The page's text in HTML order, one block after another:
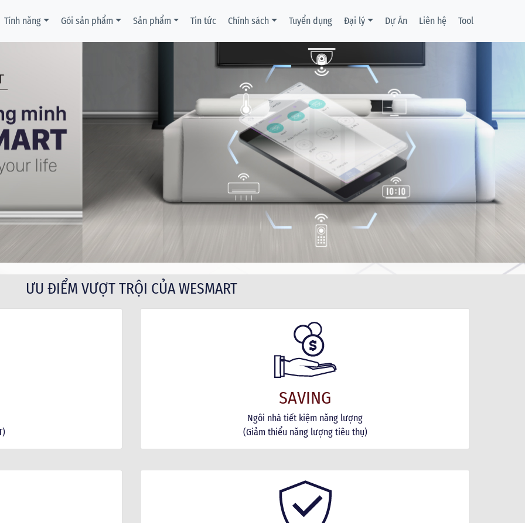
Tính năng Gói sản phẩm Sản phẩm Tin tức Chính sách Tuyển dụng Đại lý Dự Án Liên hệ Tool
ƯU ĐIỂM VƯỢT TRỘI CỦA WESMART
SAVING
Ngôi nhà tiết kiệm năng lượng
(Giảm thiểu năng lượng tiêu thụ)